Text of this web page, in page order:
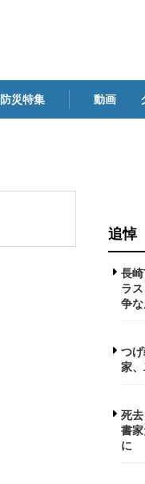
防災特集 動画
追悼
長
ラ
争な
つ
家
死
書
に